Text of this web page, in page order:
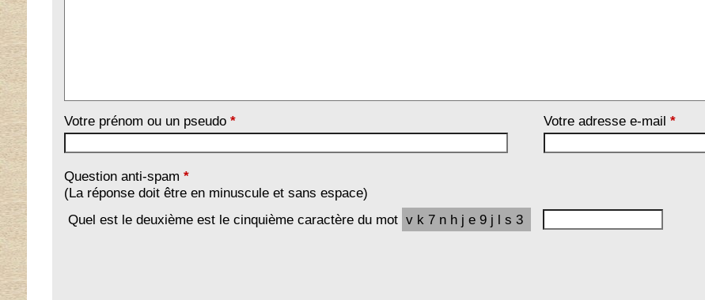
Votre prénom ou un pseudo * Votre adresse e-mail *
Question anti-spam *
(La réponse doit être en minuscule et sans espace)
Quel est le deuxième est le cinquième caractère du mot vk7nhje9jls3